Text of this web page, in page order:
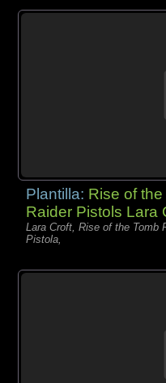
Plantilla: Rise of the
Raider Pistols Lara
Lara Croft, Rise of the Tomb
Pistola,